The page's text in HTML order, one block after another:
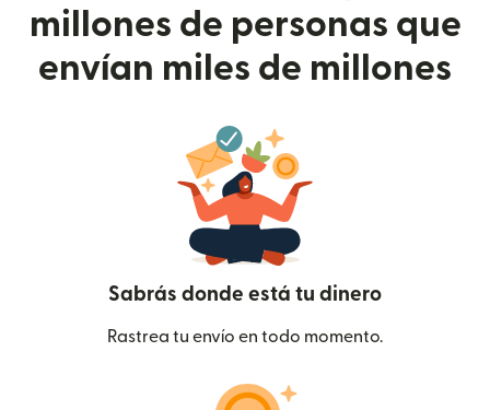
millones de personas que
envían miles de millones
Sabrás donde está tu dinero
Rastrea tu envío en todo momento.